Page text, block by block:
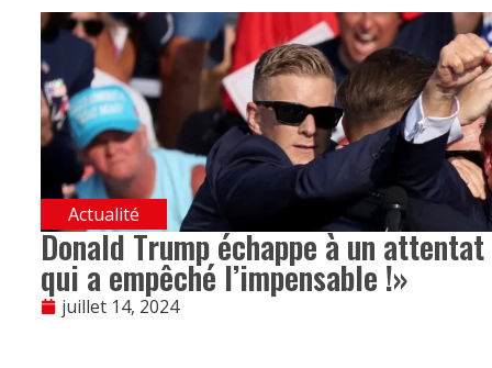
Actualité
Donald Trump échappe à un
qui a empêché l’impensable !»
juillet 14, 2024